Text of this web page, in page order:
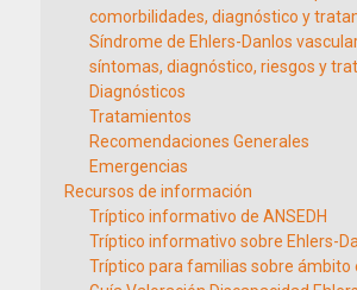
comorbilidades, diagnóstico y
Síndrome de Ehlers-Danlos
síntomas, diagnóstico, riesgos y
Diagnósticos
Tratamientos
Recomendaciones Generales
Emergencias
Recursos de información
Tríptico informativo de ANSEDH
Tríptico informativo sobre Ehlers-
Tríptico para familias sobre ámbito